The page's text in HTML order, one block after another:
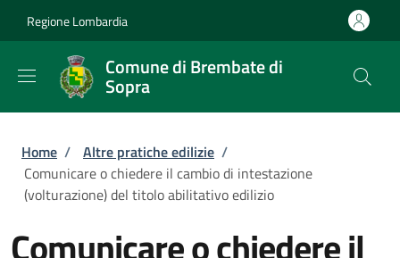
Regione Lombardia
Comune di Brembate di
Sopra
Briciole di pane
Home / Altre pratiche edilizie /
Comunicare o chiedere il cambio di intestazione
(volturazione) del titolo abilitativo edilizio